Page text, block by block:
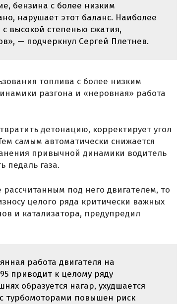
бензина с более низким
нарушает этот баланс. Наиболее
высокой степенью сжатия,
— подчеркнул Сергей Плетнев.
топлива с более низким
разгона и «неровная» работа
детонацию, корректирует угол
самым автоматически снижается
привычной динамики водитель
педаль газа.
под него двигателем, то
целого ряда критически важных
и катализатора, предупредил
работа двигателя на
приводит к целому ряду
образуется нагар, ухудшается
турбомоторами повышен риск